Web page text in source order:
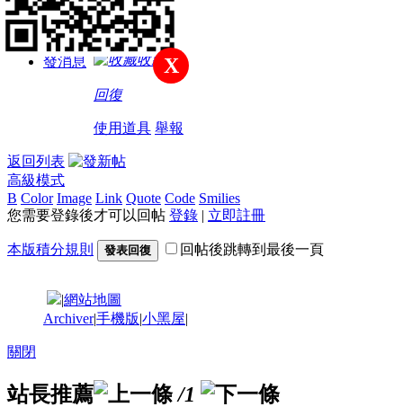
積分
26
發消息 收藏
回復
使用道具 舉報
返回列表
高級模式
B Color Image Link Quote Code Smilies
您需要登錄後才可以回帖 登錄 | 立即註冊
本版積分規則 發表回復 回帖後跳轉到最後一頁
X
|網站地圖
Archiver|手機版|小黑屋|
關閉
站長推薦 /1